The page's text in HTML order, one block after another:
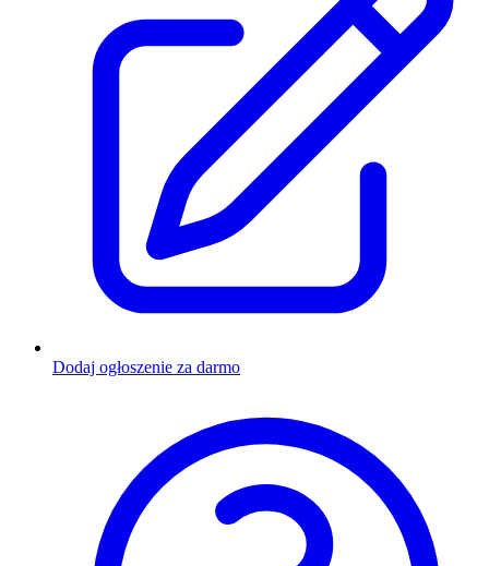
Dodaj ogłoszenie za darmo